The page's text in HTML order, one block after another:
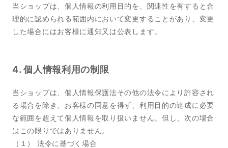
当ショップは、個人情報の利用目的を、関連性を有すると合
理的に認められる範囲内において変更することがあり、変更
した場合にはお客様に通知又は公表します。
4. 個人情報利用の制限
当ショップは、個人情報保護法その他の法令により許容され
る場合を除き、お客様の同意を得ず、利用目的の達成に必要
な範囲を超えて個人情報を取り扱いません。但し、次の場合
はこの限りではありません。
（１） 法令に基づく場合